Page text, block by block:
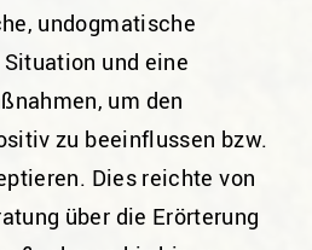
undogmatische
und eine
um den
zu beeinflussen bzw.
Dies reichte von
über die Erörterung